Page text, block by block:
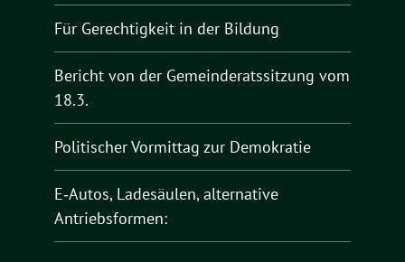
Für Gerechtigkeit in der Bildung
Bericht von der Gemeinderatssitzung vom
18.3.
Politischer Vormittag zur Demokratie
E‑Autos, Ladesäulen, alternative
Antriebsformen: